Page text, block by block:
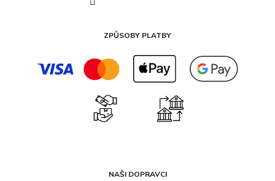
ZPŮSOBY PLATBY
NAŠI DOPRAVCI